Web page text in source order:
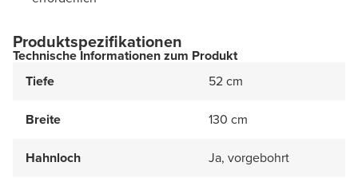
Produktspezifikationen
Technische Informationen zum Produkt
Tiefe
52 cm
Breite 130 cm
Hahnloch Ja, vorgebohrt